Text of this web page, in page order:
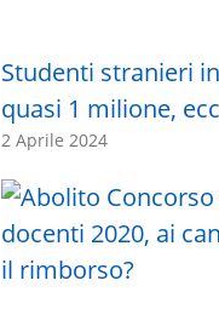
Studenti stranieri
quasi 1 milione,
2 Aprile 2024